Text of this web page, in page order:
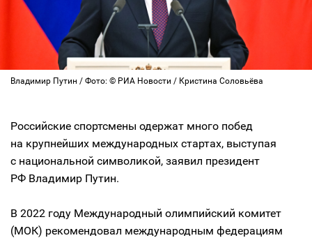
Владимир Путин / Фото: © РИА Новости / Кристина Соловьёва
Российские спортсмены одержат много побед
на крупнейших международных стартах, выступая
с национальной символикой, заявил президент
РФ Владимир Путин.
В 2022 году Международный олимпийский комитет
(МОК) рекомендовал международным федерациям